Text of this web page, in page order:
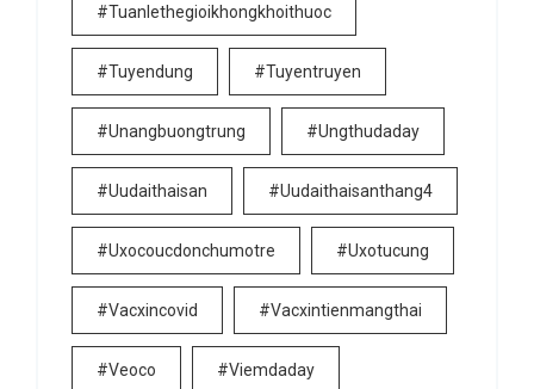
#tuanlethegioikhongkhoithuoc
#tuyendung #tuyentruyen
#unangbuongtrung #ungthudaday
#uudaithaisan #uudaithaisanthang4
#uxocoucdonchumotre #uxotucung
#vacxincovid #vacxintienmangthai
#veoco #viemdaday